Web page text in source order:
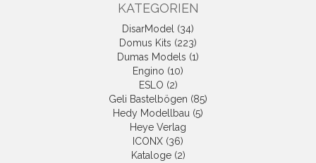
KATEGORIEN
DisarModel (34)
Domus Kits (223)
Dumas Models (1)
Engino (10)
ESLO (2)
Geli Bastelbögen (85)
Hedy Modellbau (5)
Heye Verlag
ICONX (36)
Kataloge (2)